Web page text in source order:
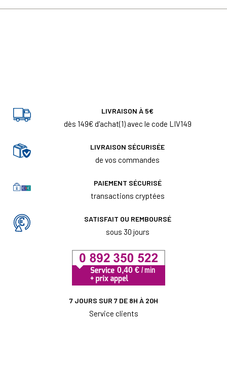
LIVRAISON À 5€
dès 149€ d'achat(1) avec le code LIV149
LIVRAISON SÉCURISÉE
de vos commandes
PAIEMENT SÉCURISÉ
transactions cryptées
SATISFAIT OU REMBOURSÉ
sous 30 jours
7 JOURS SUR 7 DE 8H À 20H
Service clients